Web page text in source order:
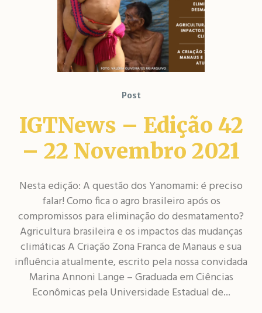
Post
IGTNews – Edição 42
– 22 Novembro 2021
Nesta edição: ​​A questão dos Yanomami: é preciso
falar! Como fica o agro brasileiro após os
compromissos para eliminação do desmatamento?
Agricultura brasileira e os impactos das mudanças
climáticas A Criação Zona Franca de Manaus e sua
influência atualmente, escrito pela nossa convidada
Marina Annoni Lange – Graduada em Ciências
Econômicas pela Universidade Estadual de...